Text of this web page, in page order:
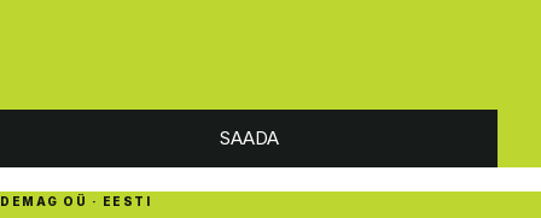
SAADA
DEMAG OÜ · EESTI